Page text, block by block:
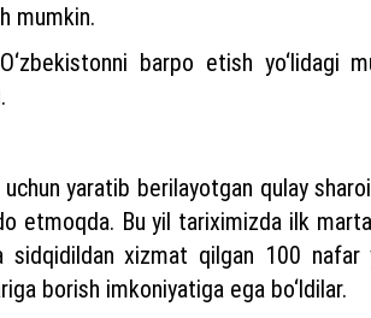
mumkin.
barpo etish yo‘lidagi
yaratib berilayotgan qulay
etmoqda. Bu yil tariximizda ilk
xizmat qilgan 100
borish imkoniyatiga ega bo‘ldilar.